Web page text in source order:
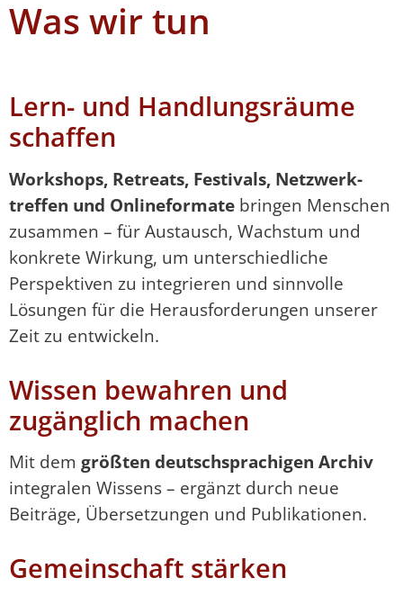
Was wir tun
Lern- und Handlungsräume
schaffen
Workshops, Retreats, Festivals, Netz­werk­
treffen und Onlineformate bringen Men­schen
zusammen – für Austausch, Wachs­tum und
konkrete Wirkung, um unterschied­liche
Perspektiven zu integrieren und sinnvolle
Lösungen für die Herausforderungen unse­rer
Zeit zu entwickeln.
Wissen bewahren und
zugänglich machen
Mit dem größten deutschsprachigen Archiv
integralen Wissens – ergänzt durch neue
Beiträge, Übersetzungen und Publika­tionen.
Gemeinschaft stärken